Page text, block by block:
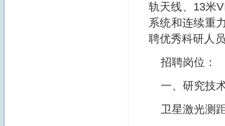
轨天线、13米
系统和连续重
聘优秀科研人
招聘岗位：
一、研究技
卫星激光测